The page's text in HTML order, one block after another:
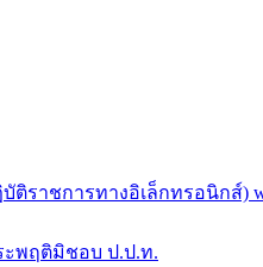
ราชการทางอิเล็กทรอนิกส์)
ะพฤติมิชอบ ป.ป.ท.